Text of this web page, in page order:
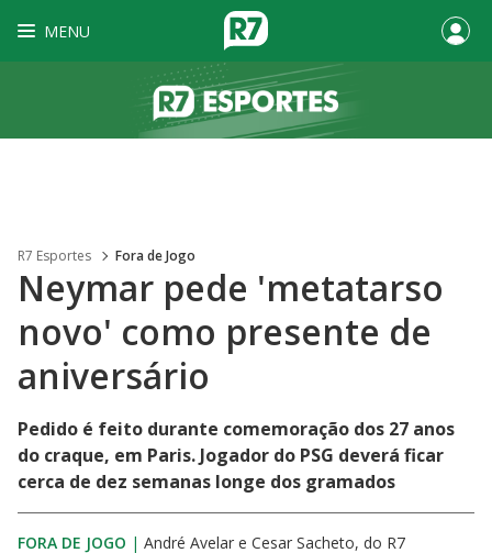
MENU
R7 Esportes Fora de Jogo
Neymar pede 'metatarso
novo' como presente de
aniversário
Pedido é feito durante comemoração dos 27 anos
do craque, em Paris. Jogador do PSG deverá ficar
cerca de dez semanas longe dos gramados
FORA DE JOGO | André Avelar e Cesar Sacheto, do R7